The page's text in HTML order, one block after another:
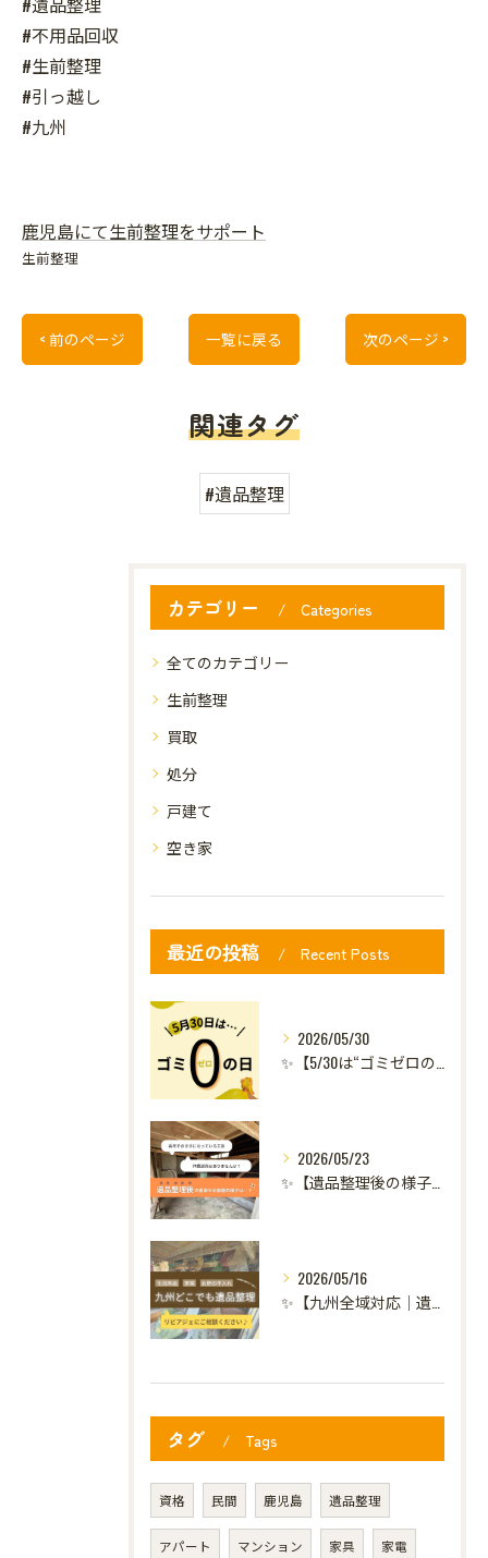
#不用品回収
#生前整理
#引っ越し
#九州
鹿児島にて生前整理をサポート
生前整理
< 前のページ 一覧に戻る 次のページ >
関連タグ
#遺品整理
カテゴリー Categories
全てのカテゴリー
生前整理
買取
処分
戸建て
空き家
最近の投稿 Recent Posts
2026/05/30
2026/05/23
2026/05/16
タグ Tags
資格 民間 鹿児島 遺品整理
アパート マンション 家具 家電